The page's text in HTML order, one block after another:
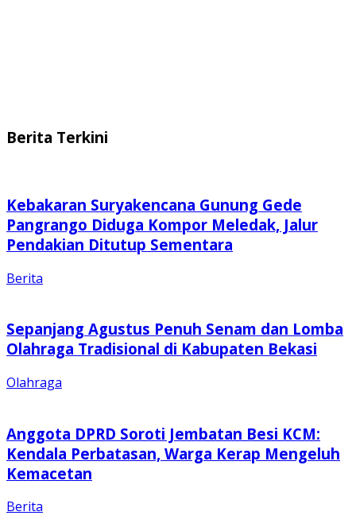
Berita Terkini
Kebakaran Suryakencana Gunung Gede
Pangrango Diduga Kompor Meledak, Jalur
Pendakian Ditutup Sementara
Berita
Sepanjang Agustus Penuh Senam dan Lomba
Olahraga Tradisional di Kabupaten Bekasi
Olahraga
Anggota DPRD Soroti Jembatan Besi KCM:
Kendala Perbatasan, Warga Kerap Mengeluh
Kemacetan
Berita